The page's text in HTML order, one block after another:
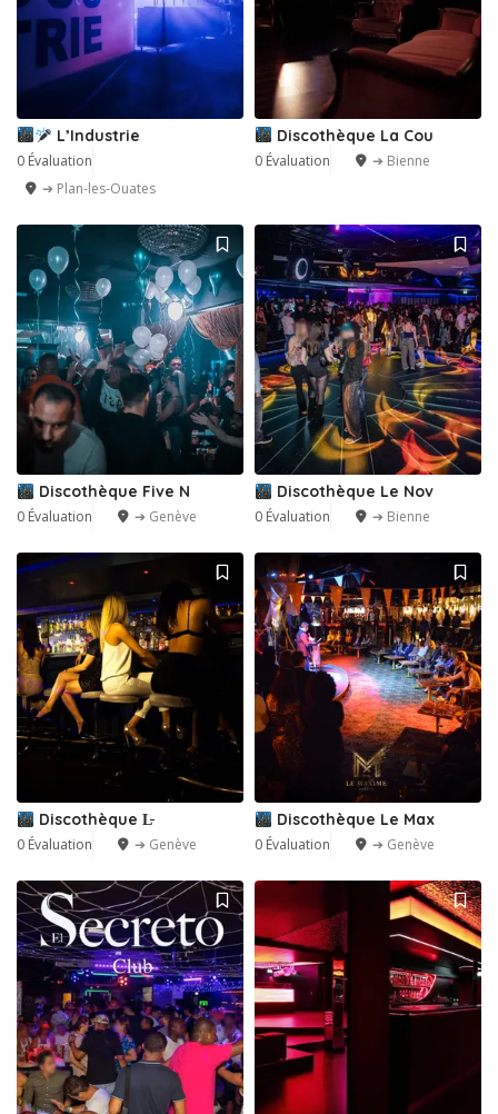
L’Industrie
0 Évaluation
➔ Plan-les-Ouates
Discothèque La Cou
0 Évaluation ➔ Bienne
Discothèque Five N
0 Évaluation ➔ Genève
Discothèque Le Nov
0 Évaluation ➔ Bienne
Discothèque L̵
0 Évaluation ➔ Genève
Discothèque Le Max
0 Évaluation ➔ Genève